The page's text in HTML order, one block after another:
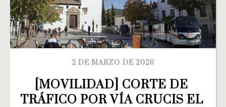
2 DE MARZO DE 2026
[MOVILIDAD] CORTE DE
TRÁFICO POR VÍA CRUCIS EL